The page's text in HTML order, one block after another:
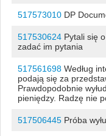
517573010DP
517530624Pytali się
zadać im pytania
517561698Według
podają się za
Prawdopodobnie
pieniędzy. Radzę nie
517506445Próba